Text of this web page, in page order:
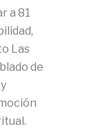
a 81
Las
de